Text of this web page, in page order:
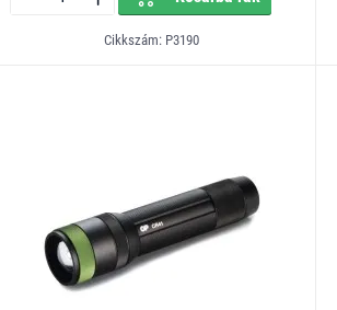
Cikkszám: P3190